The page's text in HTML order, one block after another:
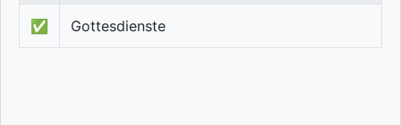
✅ Gottesdienste